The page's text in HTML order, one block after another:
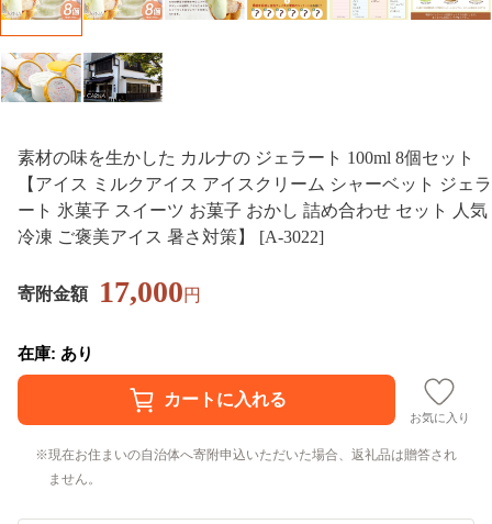
素材の味を生かした カルナの ジェラート 100ml 8個セット
【アイス ミルクアイス アイスクリーム シャーベット ジェラ
ート 氷菓子 スイーツ お菓子 おかし 詰め合わせ セット 人気
冷凍 ご褒美アイス 暑さ対策】 [A-3022]
寄附金額 17,000円
在庫: あり
お気に入り
現在お住まいの自治体へ寄附申込いただいた場合、返礼品は贈答され
ません。